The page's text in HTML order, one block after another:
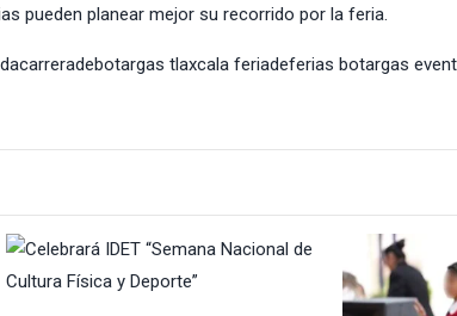
pueden planear mejor su recorrido por la feria.
tlaxcala feriadeferias botargas